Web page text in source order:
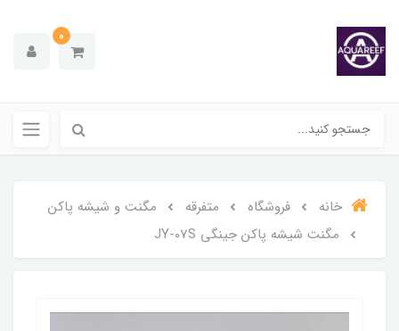
0
خانه فروشگاه متفرقه
مگنت و شیشه پاکن
مگنت شیشه پاکن جینگی JY-07S